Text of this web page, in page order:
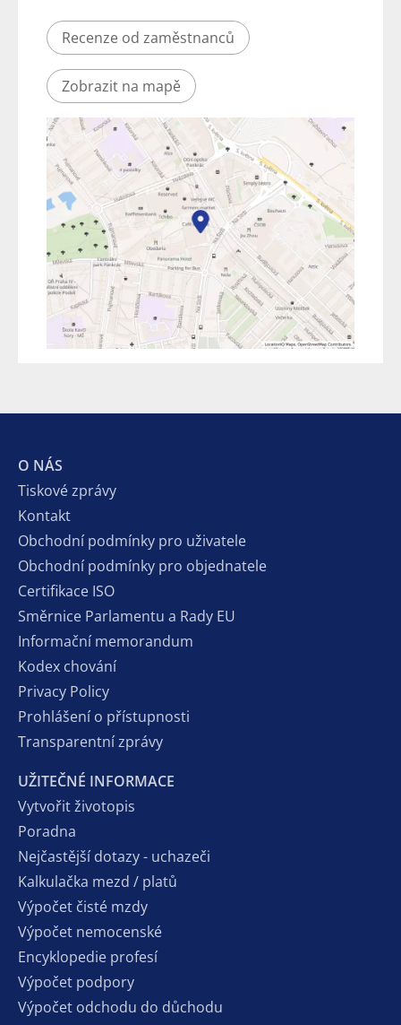
Recenze od zaměstnanců
Zobrazit na mapě
O NÁS
Tiskové zprávy
Kontakt
Obchodní podmínky pro uživatele
Obchodní podmínky pro objednatele
Certifikace ISO
Směrnice Parlamentu a Rady EU
Informační memorandum
Kodex chování
Privacy Policy
Prohlášení o přístupnosti
Transparentní zprávy
UŽITEČNÉ INFORMACE
Vytvořit životopis
Poradna
Nejčastější dotazy - uchazeči
Kalkulačka mezd / platů
Výpočet čisté mzdy
Výpočet nemocenské
Encyklopedie profesí
Výpočet podpory
Výpočet odchodu do důchodu